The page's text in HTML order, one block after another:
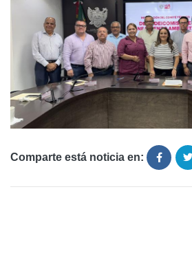
Comparte está noticia en: